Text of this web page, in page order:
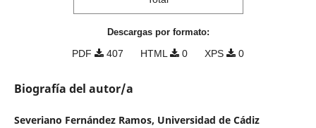
Descargas por formato:
PDF 407 HTML 0 XPS 0
Biografía del autor/a
Severiano Fernández Ramos, Universidad de Cádiz